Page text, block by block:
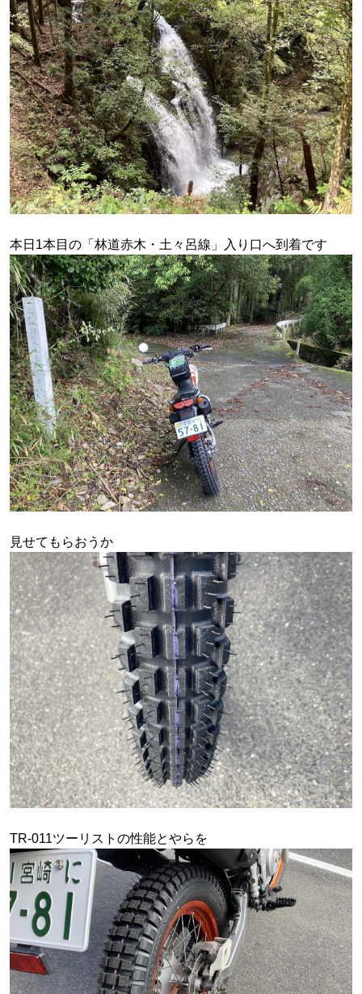
本日1本目の「林道赤木・土々呂線」入り口へ到着です
見せてもらおうか
TR-011ツーリストの性能とやらを